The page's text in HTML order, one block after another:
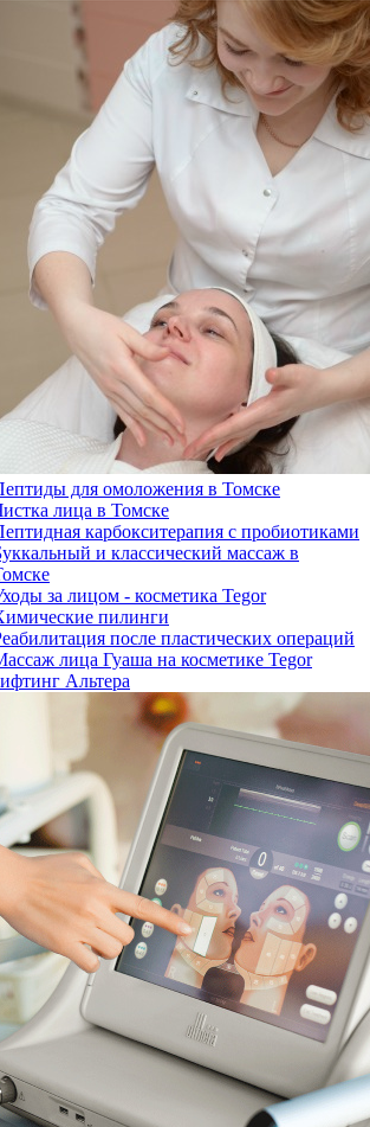
для омоложения в Томске
лица в Томске
карбокситерапия с пробиотиками
и классический массаж в
за лицом - косметика Tegor
пилинги
после пластических операций
лица Гуаша на косметике Tegor
Альтера